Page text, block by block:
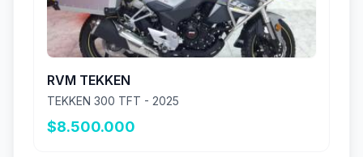
RVM TEKKEN
TEKKEN 300 TFT - 2025
$8.500.000